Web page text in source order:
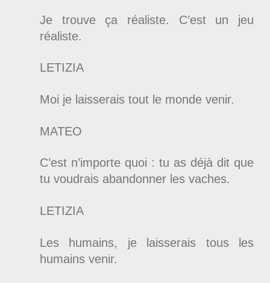
Je trouve ça réaliste. C’est un jeu
réaliste.
LETIZIA
Moi je laisserais tout le monde venir.
MATEO
C’est n’importe quoi : tu as déjà dit que
tu voudrais abandonner les vaches.
LETIZIA
Les humains, je laisserais tous les
humains venir.